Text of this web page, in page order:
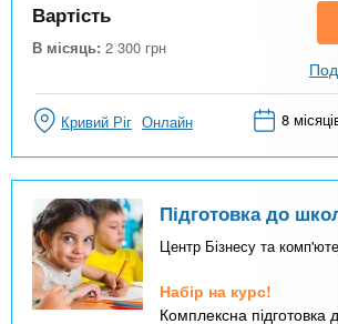
Вартість
В місяць: 2 300 грн
Кривий Ріг Онлайн 8
Підготовка до
Центр Бізнесу та
Набір на курс!
Комплексна підготовка